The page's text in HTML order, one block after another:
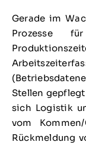
Gerade im
Prozesse
Stellen
sich Logistik
vom
Rückmeldung